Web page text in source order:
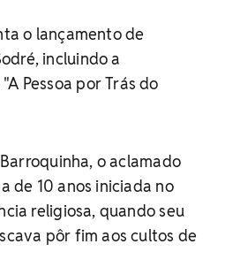
o lançamento de
incluindo a
Pessoa por Trás do
o aclamado
de 10 anos iniciada no
religiosa, quando seu
pôr fim aos cultos de